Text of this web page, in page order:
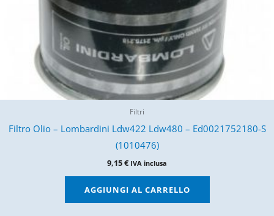
Filtri
Filtro Olio – Lombardini Ldw422 Ldw480 – Ed0021752180-S
(1010476)
9,15€ IVA inclusa
AGGIUNGI AL CARRELLO